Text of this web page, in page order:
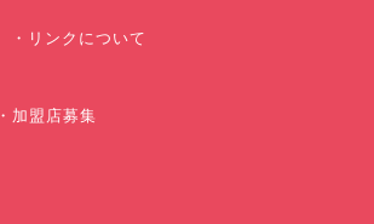
リンクについて
加盟店募集